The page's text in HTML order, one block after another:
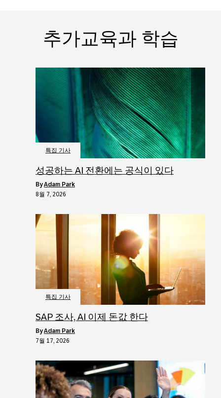
추가교육과 학습
특집 기사
성공하는 AI 전환에는 공식이 있다
byAdam Park
8월 7, 2026
특집 기사
SAP 조사, AI 이제 돈값 한다
byAdam Park
7월 17, 2026